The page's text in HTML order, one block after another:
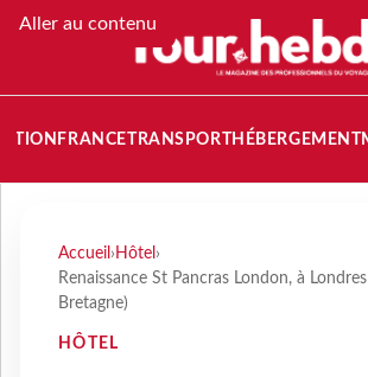
Aller au contenu
FRANCETRANSPORT HÉBERGEMENT
Accueil › Hôtel ›
Renaissance St Pancras London, à
Bretagne)
HÔTEL